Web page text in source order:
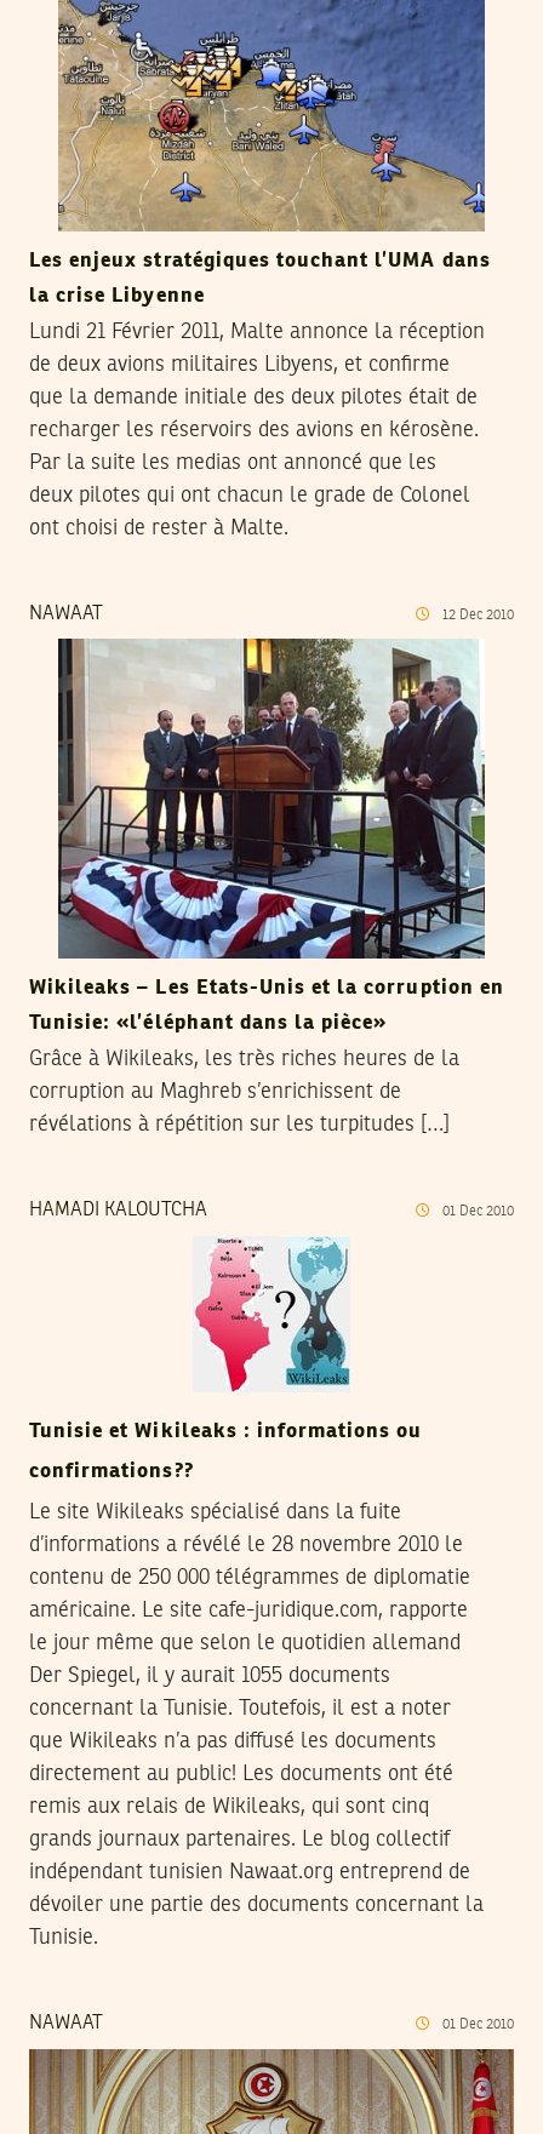
Les enjeux stratégiques touchant l’UMA dans
la crise Libyenne
Lundi 21 Février 2011, Malte annonce la réception
de deux avions militaires Libyens, et confirme
que la demande initiale des deux pilotes était de
recharger les réservoirs des avions en kérosène.
Par la suite les medias ont annoncé que les
deux pilotes qui ont chacun le grade de Colonel
ont choisi de rester à Malte.
NAWAAT 12 Dec 2010
Wikileaks – Les Etats-Unis et la corruption en
Tunisie: «l’éléphant dans la pièce»
Grâce à Wikileaks, les très riches heures de la
corruption au Maghreb s’enrichissent de
révélations à répétition sur les turpitudes […]
HAMADI KALOUTCHA 01 Dec 2010
Tunisie et Wikileaks : informations ou
confirmations??
Le site Wikileaks spécialisé dans la fuite
d’informations a révélé le 28 novembre 2010 le
contenu de 250 000 télégrammes de diplomatie
américaine. Le site cafe-juridique.com, rapporte
le jour même que selon le quotidien allemand
Der Spiegel, il y aurait 1055 documents
concernant la Tunisie. Toutefois, il est a noter
que Wikileaks n’a pas diffusé les documents
directement au public! Les documents ont été
remis aux relais de Wikileaks, qui sont cinq
grands journaux partenaires. Le blog collectif
indépendant tunisien Nawaat.org entreprend de
dévoiler une partie des documents concernant la
Tunisie.
NAWAAT 01 Dec 2010